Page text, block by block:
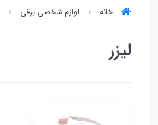
خانه لوازم شخصی برقی
لیزر